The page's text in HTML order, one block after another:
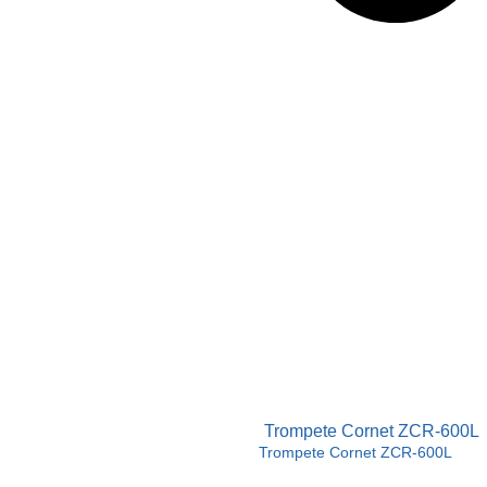
Trompete Cornet ZCR-600L